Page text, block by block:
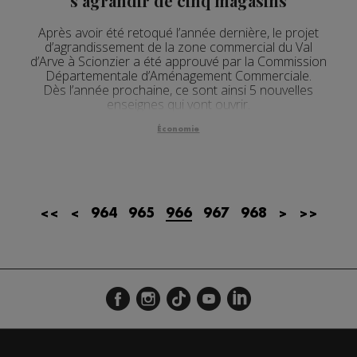
23.07.2026 Actualités Régionales 09h06 3'09"
23.07.2026 Actualités Régionales 08h33 2'03"
Actualités Régionales 13h02
22.07.2026 Actualités Régionales 10h07 3'26"
Actualités Régionales 09h34
22.07.2026 Actualités Régionales 09h04 3'03"
Après avoir été retoqué l’année dernière, le projet
d’agrandissement de la zone commercial du Val
d’Arve à Scionzier a été approuvé par la Commission
Départementale d’Aménagement Commerciale.
Dès l’année prochaine, ce sont ainsi 5 nouvelles
enseignes qui vont ouvrir.
Économie
<< < 964 965 966 967 968 > >>